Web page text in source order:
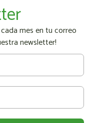
mes en tu correo
newsletter!